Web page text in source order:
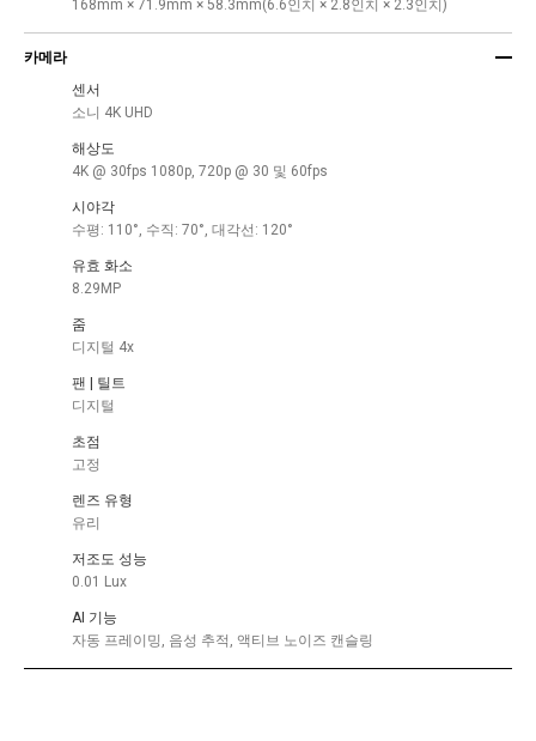
168mm × 71.9mm × 58.3mm(6.6인치 × 2.8인치 × 2.3인치)
카메라
센서
소니 4K UHD
해상도
4K @ 30fps 1080p, 720p @ 30 및 60fps
시야각
수평: 110°, 수직: 70°, 대각선: 120°
유효 화소
8.29MP
줌
디지털 4x
팬 | 틸트
디지털
초점
고정
렌즈 유형
유리
저조도 성능
0.01 Lux
AI 기능
자동 프레이밍, 음성 추적, 액티브 노이즈 캔슬링